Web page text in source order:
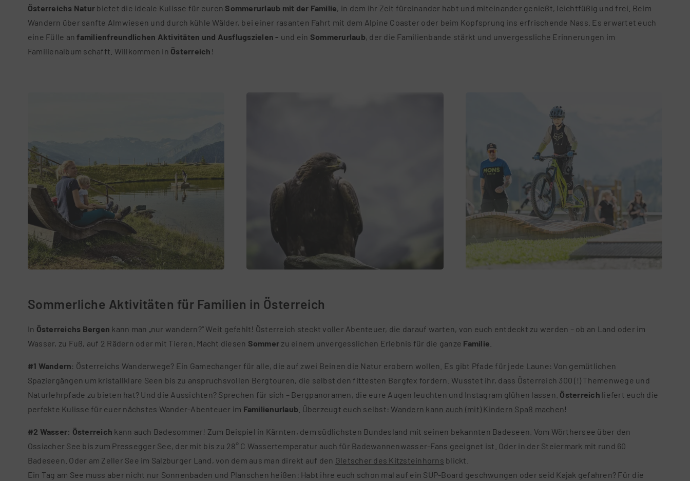
Österreichs Natur bietet die ideale Kulisse für euren Sommerurlaub mit der Familie, in dem ihr Zeit füreinander habt und miteinander genießt, leichtfüßig und frei. Beim
Wandern über sanfte Almwiesen und durch kühle Wälder, bei einer rasanten Fahrt mit dem Alpine Coaster oder beim Kopfsprung ins erfrischende Nass. Es erwartet euch
eine Fülle anfamilienfreundlichen Aktivitäten und Ausflugszielen - und ein Sommerurlaub, der die Familienbande stärkt und unvergessliche Erinnerungen im
Familienalbum schafft. Willkommen in Österreich !
Sommerliche Aktivitäten für Familien in Österreich
In Österreichs Bergen kann man „nur wandern?“ Weit gefehlt! Österreich steckt voller Abenteuer, die darauf warten, von euch entdeckt zu werden – ob an Land oder im
Wasser, zu Fuß, auf 2 Rädern oder mit Tieren. Macht diesen Sommer zu einem unvergesslichen Erlebnis für die ganze Familie
#1 Wandern: Österreichs Wanderwege? Ein Gamechanger für alle, die auf zwei Beinen die Natur erobern wollen. Es gibt Pfade für jede Laune: Von gemütlichen
Spaziergängen um kristallklare Seen bis zu anspruchsvollen Bergtouren, die selbst den fittesten Bergfex fordern. Wusstet ihr, dass Österreich 300 (!) Themenwege und
Naturlehrpfade zu bieten hat? Und die Aussichten? Sprechen für sich – Bergpanoramen, die eure Augen leuchten und Instagram glühen lassen. Österreich liefert euch die
perfekte Kulisse für euer nächstes Wander-Abenteuer im Familienurlaub . Überzeugt euch selbst: Wandern kann auch (mit) Kindern Spaß machen !
#2 Wasser: Österreich kann auch Badesommer! Zum Beispiel in Kärnten, dem südlichsten Bundesland mit seinen bekannten Badeseen. Vom Wörthersee über den
Ossiacher See bis zum Pressegger See, der mit bis zu 28° C Wassertemperatur auch für Badewannenwasser-Fans geeignet ist. Oder in der Steiermark mit rund 60
Badeseen. Oder am Zeller See im Salzburger Land, von dem aus man direkt auf den Gletscher des Kitzsteinhorns blickt.
Ein Tag am See muss aber nicht nur Sonnenbaden und Planschen heißen: Habt ihre euch schon mal auf ein SUP-Board geschwungen oder seid Kajak gefahren? Für die